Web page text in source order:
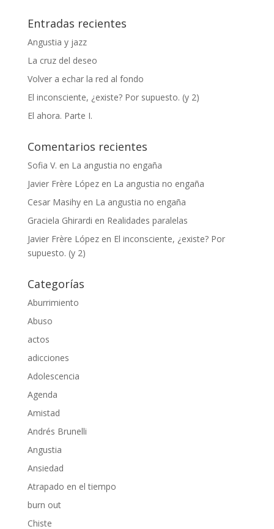
Entradas recientes
Angustia y jazz
La cruz del deseo
Volver a echar la red al fondo
El inconsciente, ¿existe? Por supuesto. (y 2)
El ahora. Parte I.
Comentarios recientes
Sofia V. en La angustia no engaña
Javier Frère Lópezen La angustia no engaña
Cesar Masihyen La angustia no engaña
Graciela Ghirardi en Realidades paralelas
Javier Frère Lópezen El inconsciente, ¿existe? Por
supuesto. (y 2)
Categorías
Aburrimiento
Abuso
actos
adicciones
Adolescencia
Agenda
Amistad
Andrés Brunelli
Angustia
Ansiedad
Atrapado en el tiempo
burn out
Chiste